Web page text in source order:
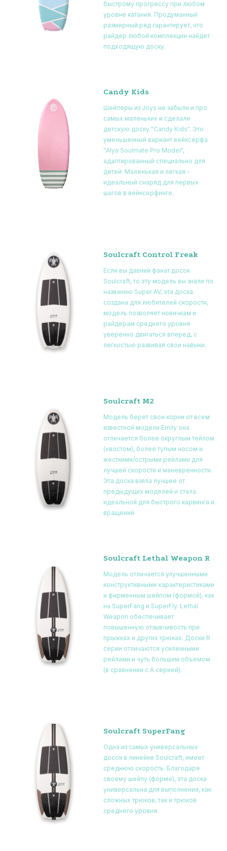
быстрому прогрессу при любом
уровне катания. Продуманный
размерный ряд гарантирует, что
райдер любой комплекции найдет
подходящую доску.
Candy Kids
Шейперы из Joys не забыли и про
самых маленьких и сделали
детскую доску "Candy Kids". Это
уменьшенный вариант вейксерфа
"Alya Soulmate Pro Model",
адаптированный специально для
детей. Маленькая и легкая -
идеальный снаряд для первых
шагов в вейксерфинге.
Soulcraft Control Freak
Если вы давний фанат досок
Soulcraft, то эту модель вы знали по
названию Super AV, эта доска
создана для любителей скорости,
модель позволяет новичкам и
райдерам среднего уровня
уверенно двигаться вперед, с
легкостью развивая свои навыки.
Soulcraft M2
Модель берет свои корни от всем
известной модели Emily она
отличается более округлым тейлом
(хвостом), более тупым носом и
жесткими/острыми рейлами для
лучшей скорости и маневренности.
Эта доска взяла лучшее от
предыдущих моделей и стала
идеальной для быстрого карвинга и
вращений.
Soulcraft Lethal Weapon R
Модель отличается улучшенными
конструктивными характеристиками
и фирменным шейпом (формой), как
на SuperFang и SuperFly. Lethal
Weapon обеспечивает
повышенную отзывчивость при
прыжках и других трюках. Доски R
серии отличаются усиленными
рейлами и чуть большим объемом
(в сравнении с А серией).
Soulcraft SuperFang
Одна из самых универсальных
досок в линейке Soulcraft, имеет
среднюю скорость. Благодаря
своему шейпу (форме), эта доска
универсальна для выполнения, как
сложных трюков, так и трюков
среднего уровня.